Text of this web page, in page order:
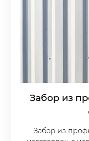
Забор из
Забор из